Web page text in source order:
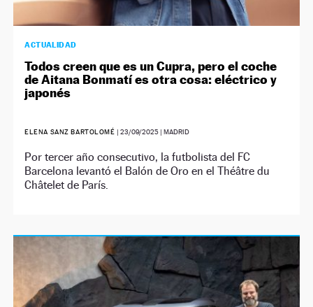
ACTUALIDAD
Todos creen que es un Cupra, pero el coche
de Aitana Bonmatí es otra cosa: eléctrico y
japonés
ELENA SANZ BARTOLOMÉ |23/09/2025 | MADRID
Por tercer año consecutivo, la futbolista del FC
Barcelona levantó el Balón de Oro en el Théâtre du
Châtelet de París.